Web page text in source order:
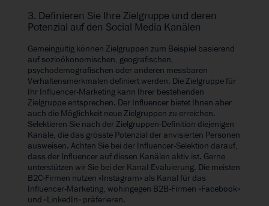
3. Definieren Sie Ihre Zielgruppe und deren
Potenzial auf den Social Media Kanälen
Gemeingültig können Zielgruppen zum Beispiel basierend
auf sozioökonomischen, geografischen,
psychodemografischen oder anderen messbaren
Verhaltensmerkmalen definiert werden. Die Zielgruppe für
Ihr Influencer-Marketing kann Ihrer bestehenden
Zielgruppe entsprechen. Der Influencer bietet Ihnen aber
auch die Möglichkeit neue Zielgruppen zu erreichen.
Selektieren Sie nach der Zielgruppen-Definition diejenigen
Kanäle, die das grösste Potenzial der anvisierten Personen
ausweisen. Achten Sie bei der Influencer-Selektion darauf,
dass der Influencer auf diesen Kanälen aktiv ist. Gerne
unterstützen wir Sie bei der Kanal-Evaluierung. Die meisten
B2C-Firmen nutzen «Instagram» als Kanal für das
Influencer-Marketing, wohingegen B2B-Firmen «Facebook»
und «LinkedIn» präferieren.